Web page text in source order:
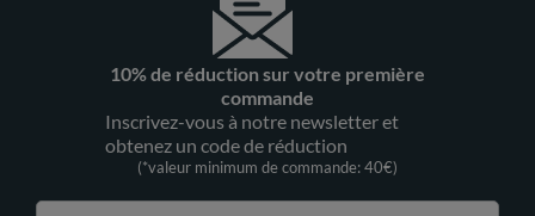
10% de réduction sur votre première
commande
Inscrivez-vous à notre newsletter et
obtenez un code de réduction
(*valeur minimum de commande: 40€)